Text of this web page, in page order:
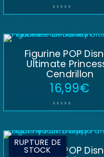
Figurine POP
Ultimate
Cendrillon
16,99€
RUPTURE DE
STOCK
Figurine POP